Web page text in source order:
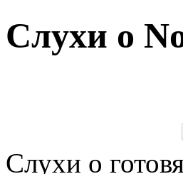
Слухи о
Слухи о